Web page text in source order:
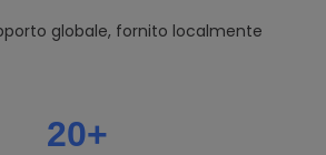
globale, fornito localmente
20+